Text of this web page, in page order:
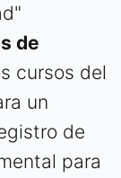
de
cursos del
un
de
para